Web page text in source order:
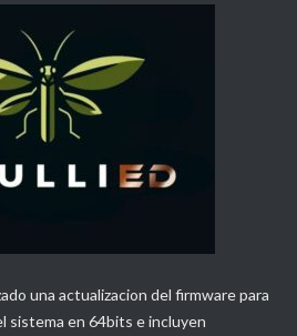
una actualizacion del firmware para
sistema en 64bits e incluyen